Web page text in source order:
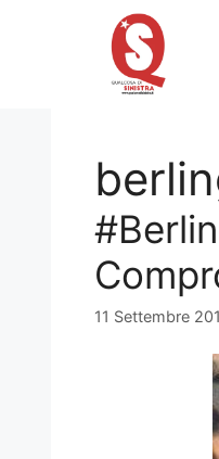
11 Settembre